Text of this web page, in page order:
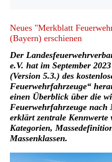
Neues "Merkblatt
(Bayern) erschienen
Der
e.V. hat im September
(Version 5.3.) des
Feuerwehrfahrzeuge“
einen Überblick über die
Feuerwehrfahrzeuge nach
erklärt zentrale
Kategorien,
Massenklassen.